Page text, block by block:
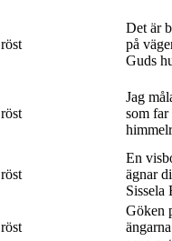
röst
Det är
på
Guds
röst
Jag
som
röst
En
ägnar
Sissela
röst
Göken